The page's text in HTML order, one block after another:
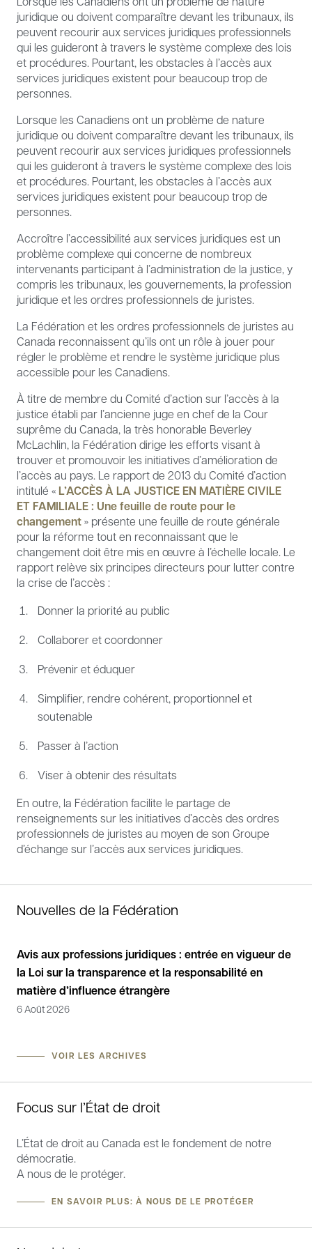
juridique ou doivent comparaître devant les tribunaux, ils
peuvent recourir aux services juridiques professionnels
qui les guideront à travers le système complexe des lois
et procédures. Pourtant, les obstacles à l’accès aux
services juridiques existent pour beaucoup trop de
personnes.
Lorsque les Canadiens ont un problème de nature
juridique ou doivent comparaître devant les tribunaux, ils
peuvent recourir aux services juridiques professionnels
qui les guideront à travers le système complexe des lois
et procédures. Pourtant, les obstacles à l’accès aux
services juridiques existent pour beaucoup trop de
personnes.
Accroître l’accessibilité aux services juridiques est un
problème complexe qui concerne de nombreux
intervenants participant à l’administration de la justice, y
compris les tribunaux, les gouvernements, la profession
juridique et les ordres professionnels de juristes.
La Fédération et les ordres professionnels de juristes au
Canada reconnaissent qu’ils ont un rôle à jouer pour
régler le problème et rendre le système juridique plus
accessible pour les Canadiens.
À titre de membre du Comité d’action sur l’accès à la
justice établi par l’ancienne juge en chef de la Cour
suprême du Canada, la très honorable Beverley
McLachlin, la Fédération dirige les efforts visant à
trouver et promouvoir les initiatives d’amélioration de
l’accès au pays. Le rapport de 2013 du Comité d’action
intitulé « L’ACCÈS À LA JUSTICE EN MATIÈRE CIVILE
ET FAMILIALE : Une feuille de route pour le
changement» présente une feuille de route générale
pour la réforme tout en reconnaissant que le
changement doit être mis en œuvre à l’échelle locale. Le
rapport relève six principes directeurs pour lutter contre
la crise de l’accès :
Donner la priorité au public
Collaborer et coordonner
Prévenir et éduquer
Simplifier, rendre cohérent, proportionnel et
soutenable
Passer à l’action
Viser à obtenir des résultats
En outre, la Fédération facilite le partage de
renseignements sur les initiatives d’accès des ordres
professionnels de juristes au moyen de son Groupe
d’échange sur l’accès aux services juridiques.
Nouvelles de la Fédération
Avis aux professions juridiques : entrée en vigueur de
la Loi sur la transparence et la responsabilité en
matière d’influence étrangère
6 Août 2026
VOIR LES ARCHIVES
Focus sur l’État de droit
L’État de droit au Canada est le fondement de notre
démocratie.
A nous de le protéger.
EN SAVOIR PLUS: À NOUS DE LE PROTÉGER